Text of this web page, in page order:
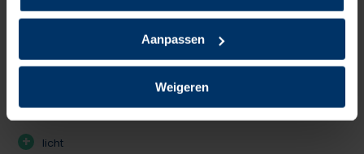
Aanpassen
Weigeren
Medewerker is er erg blij mee, licht aan de voeten.
+ licht